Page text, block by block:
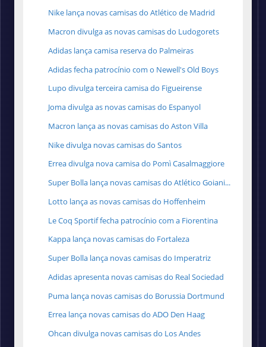
Nike lança novas camisas do Atlético de Madrid
Macron divulga as novas camisas do Ludogorets
Adidas lança camisa reserva do Palmeiras
Adidas fecha patrocínio com o Newell's Old Boys
Lupo divulga terceira camisa do Figueirense
Joma divulga as novas camisas do Espanyol
Macron lança as novas camisas do Aston Villa
Nike divulga novas camisas do Santos
Errea divulga nova camisa do Pomì Casalmaggiore
Super Bolla lança novas camisas do Atlético Goiani...
Lotto lança as novas camisas do Hoffenheim
Le Coq Sportif fecha patrocínio com a Fiorentina
Kappa lança novas camisas do Fortaleza
Super Bolla lança novas camisas do Imperatriz
Adidas apresenta novas camisas do Real Sociedad
Puma lança novas camisas do Borussia Dortmund
Errea lança novas camisas do ADO Den Haag
Ohcan divulga novas camisas do Los Andes